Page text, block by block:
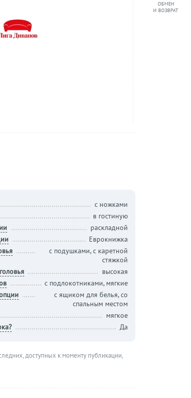
ОБМЕН
И ВОЗВРАТ
с ножками
в гостиную
раскладной
Еврокнижка
с подушками, с каретной
стяжкой
высокая
с подлокотниками, мягкие
с ящиком для белья, со
спальным местом
мягкое
Да
доступных к моменту публикации,